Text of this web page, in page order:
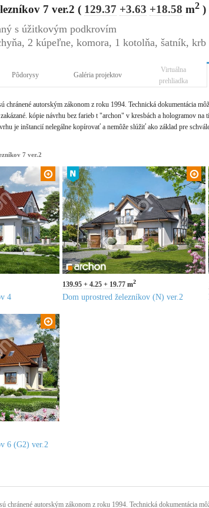
7 ver.2 ( 129.37 +3.63 +18.58 m2)
s úžitkovým podkrovím
2 kúpeľne, komora, 1 kotolňa, šatník, krb
Pôdorysy Galéria projektov
Virtuálna
prehliadka
autorským zákonom z roku 1994. Technická dokumentácia
kópie návrhu bez farieb t "archon" v kresbách a hologramov na
je inštancií nelegálne kopírovať a nemôže slúžiť ako základ pre
7 ver.2
4
139.95 4.25 19.77 m2
Dom uprostred železníkov (N) ver.2
6 (G2) ver.2
autorským zákonom z roku 1994. Technická dokumentácia